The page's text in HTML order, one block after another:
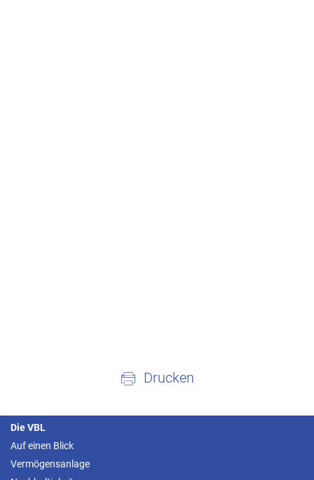
Drucken
Die VBL
Auf einen Blick
Vermögensanlage